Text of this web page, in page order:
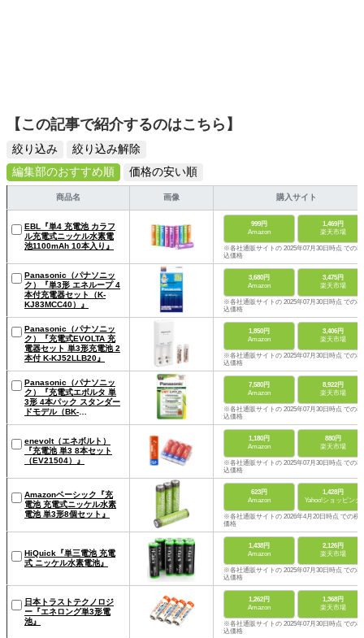
【この記事で紹介するのはこちら】
絞り込み
絞り込み解除
編集部のおすすめ順
価格の安い順
商品名 画像 購入サイト
EBL『単4 充電池 カラフ
ル充電式ニッケル水素電
池1100mAh 10本入り』
999円
Amazon
1,469円
楽天市場
※各社通販サイトの 2025年07月30日時点 での税
込価格
Panasonic（パナソニッ
ク）『単3形 エネループ 4
本付充電器セット（K-
KJ83MCC40）』
3,680円
Amazon
3,475円
楽天市場
※各社通販サイトの 2025年07月30日時点 での税
込価格
Panasonic（パナソニッ
ク）『充電式EVOLTA 充
電器セット 単3形充電池 2
本付 K-KJ52LLB20』
1,850円
Amazon
3,406円
楽天市場
※各社通販サイトの 2025年07月30日時点 での税
込価格
Panasonic（パナソニッ
ク）『充電式エボルタ 単
3形 4本パック スタンダー
ドモデル（BK-
7,580円
Amazon
8,922円
楽天市場
※各社通販サイトの 2025年07月30日時点 での税
込価格
enevolt（エネボルト）
『充電池 単3 8本セット
（EV21504）』
1,180円
Amazon
880円
楽天市場
※各社通販サイトの 2025年07月30日時点 での税
込価格
Amazonベーシック『充
電池 充電式ニッケル水素
電池 単3形8個セット』
623円
Amazon
1,428円
Yahoo!ショッピング
※各社通販サイトの 2026年4月20日時点 での税
価格
HiQuick『単三電池 充電
式 ニッケル水素電池』
1,438円
Amazon
2,126円
楽天市場
※各社通販サイトの 2025年07月30日時点 での税
込価格
日本トラストテクノロジ
ー『エネロング単3形電
池』
1,262円
Amazon
1,368円
楽天市場
※各社通販サイトの 2025年07月30日時点 での税
込価格